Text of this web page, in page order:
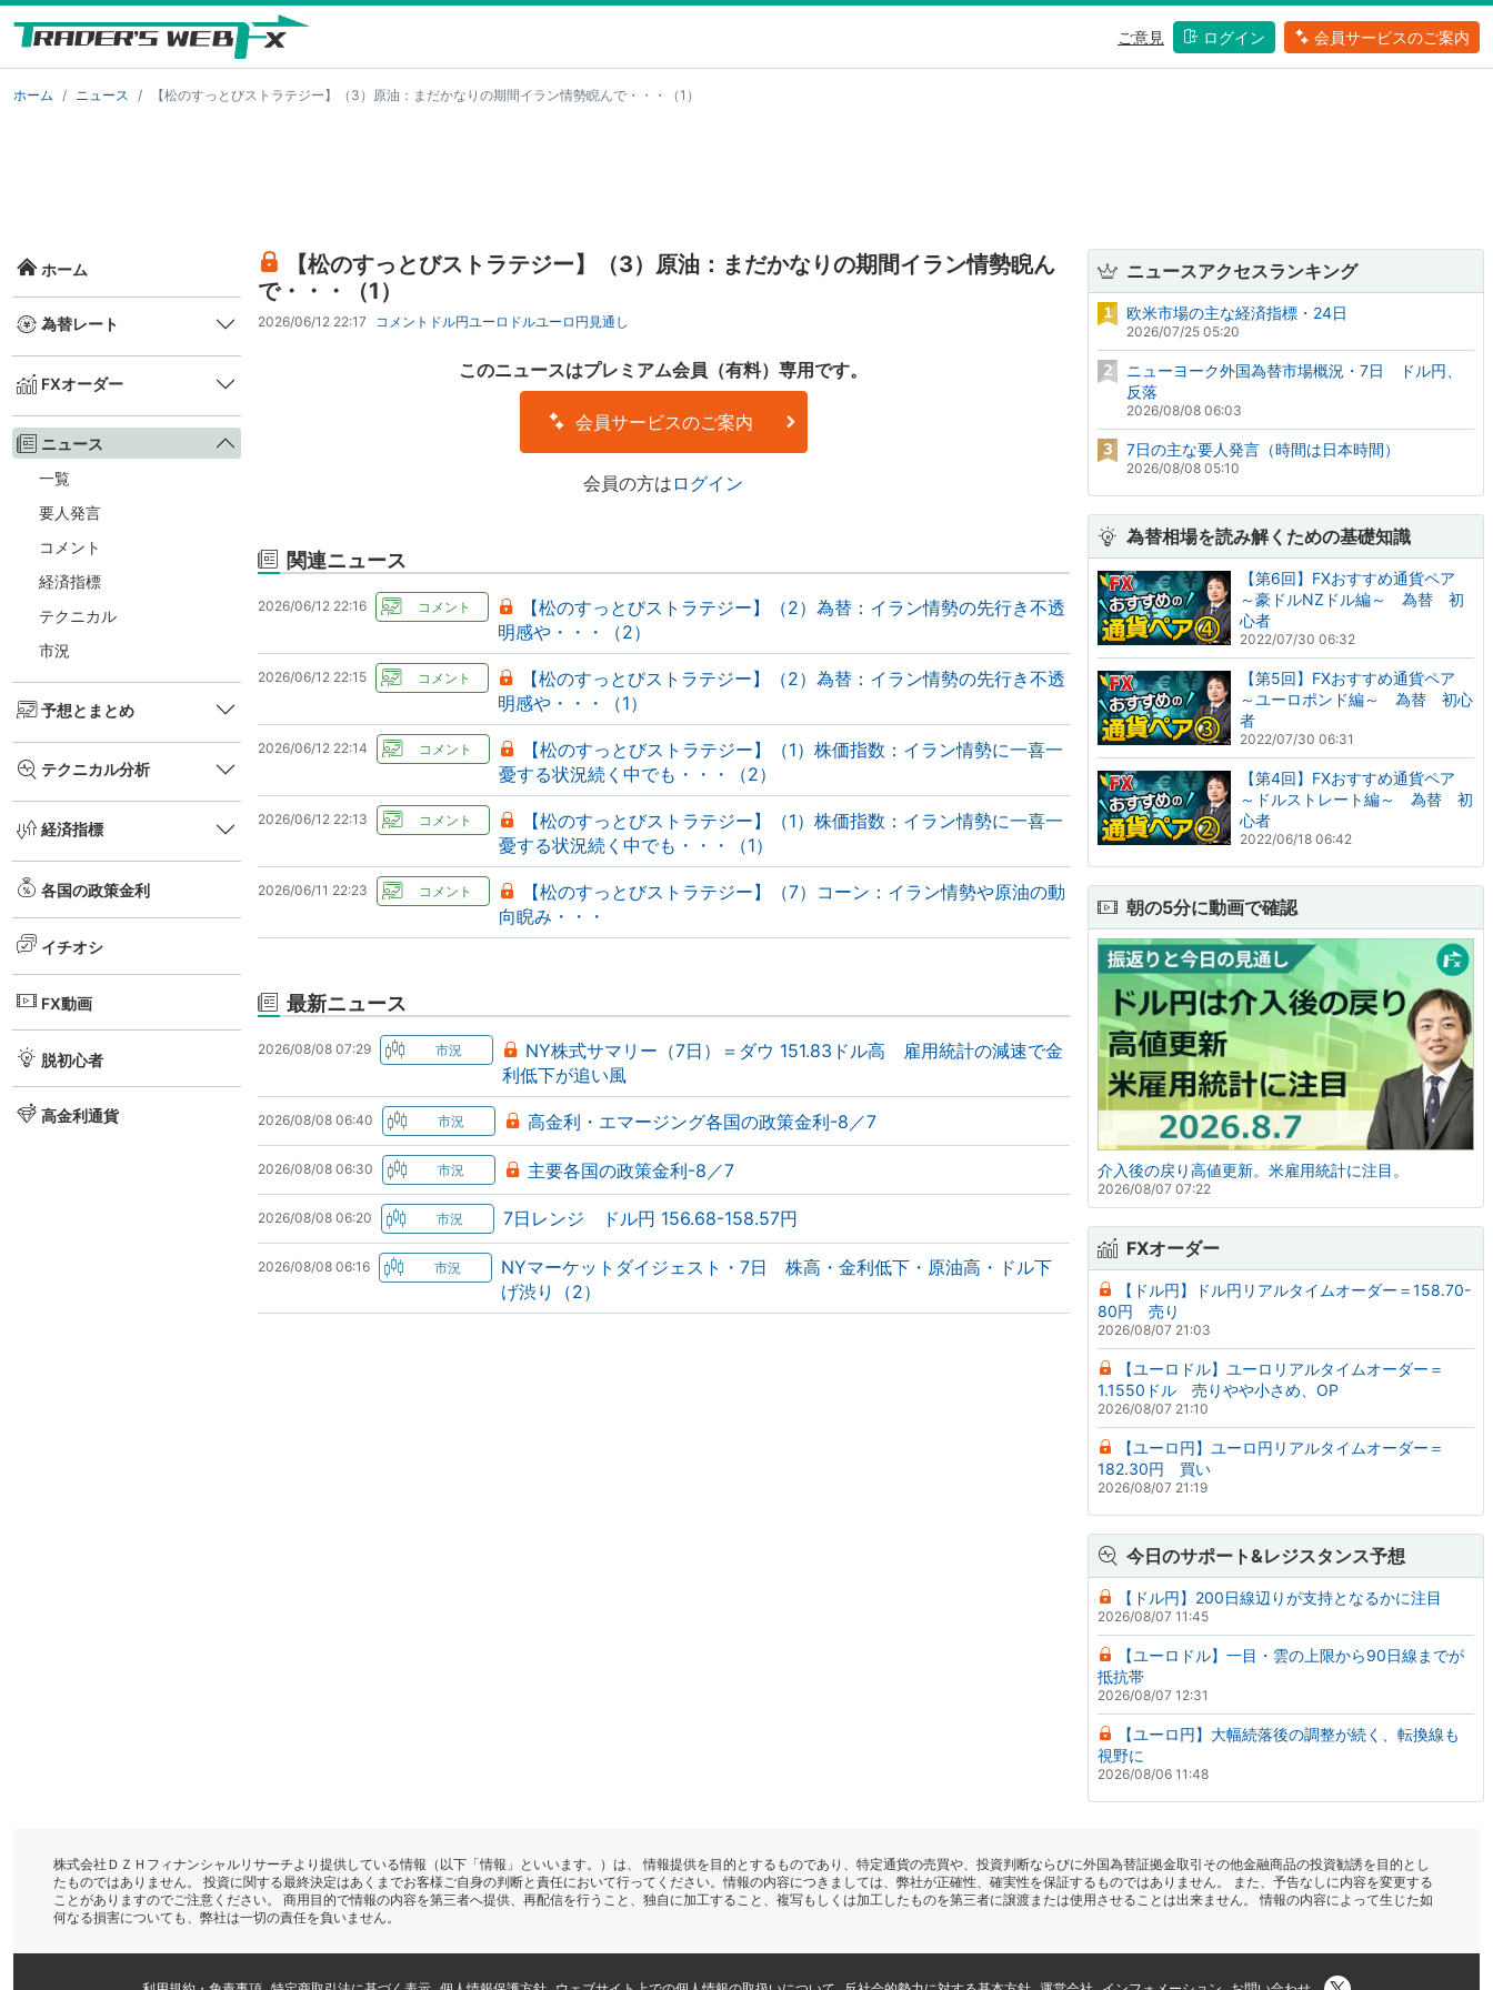
ご意見 ログイン 会員サービスのご案内
ホーム ニュース 【松のすっとびストラテジー】（3）原油：まだかなりの期間イラン情勢睨んで・・・（1）
ホーム
為替レート
FXオーダー
ニュース
一覧
要人発言
コメント
経済指標
テクニカル
市況
予想とまとめ
テクニカル分析
経済指標
各国の政策金利
イチオシ
FX動画
脱初心者
高金利通貨
【松のすっとびストラテジー】（3）原油：まだかなりの期間イラン情勢睨ん
で・・・（1）
2026/06/12 22:17 コメント ドル円ユーロドルユーロ円 見通し
このニュースはプレミアム会員（有料）専用です。
会員サービスのご案内
会員の方は ログイン
関連ニュース
2026/06/12 22:16
【松のすっとびストラテジー】（2）為替：イラン情勢の先行き不透
明感や・・・（2）
2026/06/12 22:15
【松のすっとびストラテジー】（2）為替：イラン情勢の先行き不透
明感や・・・（1）
2026/06/12 22:14
【松のすっとびストラテジー】（1）株価指数：イラン情勢に一喜一
憂する状況続く中でも・・・（2）
2026/06/12 22:13
【松のすっとびストラテジー】（1）株価指数：イラン情勢に一喜一
憂する状況続く中でも・・・（1）
2026/06/11 22:23
【松のすっとびストラテジー】（7）コーン：イラン情勢や原油の動
向睨み・・・
最新ニュース
2026/08/08 07:29
NY株式サマリー（7日）＝ダウ 151.83ドル高 雇用統計の減速で金
利低下が追い風
2026/08/08 06:40 高金利・エマージング各国の政策金利-8／7
2026/08/08 06:30 主要各国の政策金利-8／7
2026/08/08 06:20 7日レンジ ドル円 156.68-158.57円
2026/08/08 06:16
NYマーケットダイジェスト・7日 株高・金利低下・原油高・ドル下
げ渋り（2）
ニュースアクセスランキング
欧米市場の主な経済指標・24日
2026/07/25 05:20
ニューヨーク外国為替市場概況・7日 ドル円、
反落
2026/08/08 06:03
7日の主な要人発言（時間は日本時間）
2026/08/08 05:10
為替相場を読み解くための基礎知識
【第6回】FXおすすめ通貨ペア
～豪ドルNZドル編～ 為替 初
心者
2022/07/30 06:32
【第5回】FXおすすめ通貨ペア
～ユーロポンド編～ 為替 初心
者
2022/07/30 06:31
【第4回】FXおすすめ通貨ペア
～ドルストレート編～ 為替 初
心者
2022/06/18 06:42
朝の5分に動画で確認
介入後の戻り高値更新。米雇用統計に注目。
2026/08/07 07:22
FXオーダー
【ドル円】ドル円リアルタイムオーダー＝158.70-
80円 売り
2026/08/07 21:03
【ユーロドル】ユーロリアルタイムオーダー＝
1.1550ドル 売りやや小さめ、OP
2026/08/07 21:10
【ユーロ円】ユーロ円リアルタイムオーダー＝
182.30円 買い
2026/08/07 21:19
今日のサポート&レジスタンス予想
【ドル円】200日線辺りが支持となるかに注目
2026/08/07 11:45
【ユーロドル】一目・雲の上限から90日線までが
抵抗帯
2026/08/07 12:31
【ユーロ円】大幅続落後の調整が続く、転換線も
視野に
2026/08/06 11:48
株式会社ＤＺＨフィナンシャルリサーチより提供している情報（以下「情報」といいます。）は、 情報提供を目的とするものであり、特定通貨の売買や、投資判断ならびに外国為替証拠金取引その他金融商品の投資勧誘を目的とし
たものではありません。 投資に関する最終決定はあくまでお客様ご自身の判断と責任において行ってください。情報の内容につきましては、弊社が正確性、確実性を保証するものではありません。 また、予告なしに内容を変更する
ことがありますのでご注意ください。 商用目的で情報の内容を第三者へ提供、再配信を行うこと、独自に加工すること、複写もしくは加工したものを第三者に譲渡または使用させることは出来ません。 情報の内容によって生じた如
何なる損害についても、弊社は一切の責任を負いません。